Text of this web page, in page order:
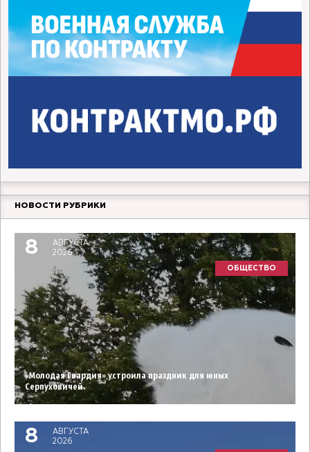
НОВОСТИ РУБРИКИ
8
АВГУСТА
2026
ОБЩЕСТВО
«Молодая Гвардия» устроила праздник для юных
Серпуховичей.
8
АВГУСТА
2026